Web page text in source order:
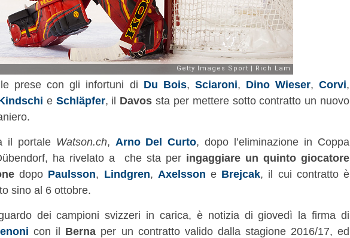
prese con gli infortuni di Du Bois, Sciaroni, Dino Wieser,Corvi,
e Schläpfer, il Davos sta per mettere sotto contratto un nuovo
il portale Watson.ch, Arno Del Curto, dopo l’eliminazione in Coppa
ha rivelato a che sta per ingaggiare un quinto giocatore
dopo Paulsson, Lindgren, Axelsson e Brejcak, il cui contratto è
sino al 6 ottobre.
dei campioni svizzeri in carica, è notizia di giovedì la firma di
con il Berna per un contratto valido dalla stagione 2016/17, ed